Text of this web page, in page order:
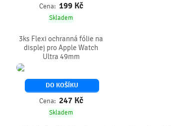
Cena: 199 Kč
Skladem
3ks Flexi ochranná fólie na
displej pro Apple Watch
Ultra 49mm
DO KOŠÍKU
Cena: 247 Kč
Skladem